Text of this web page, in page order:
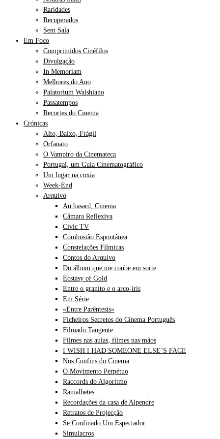
Raridades
Recuperados
Sem Sala
Em Foco
Comprimidos Cinéfilos
Divulgação
In Memoriam
Melhores do Ano
Palatorium Walshiano
Passatempos
Recortes do Cinema
Crónicas
Alto, Baixo, Frágil
Orfanato
O Vampiro da Cinemateca
Portugal, um Guia Cinematográfico
Um lugar na coxia
Week-End
Arquivo
Au hasard, Cinema
Câmara Reflexiva
Civic TV
Combustão Espontânea
Constelações Fílmicas
Contos do Arquivo
Do álbum que me coube em sorte
Ecstasy of Gold
Entre o granito e o arco-íris
Em Série
«Entre Parêntesis»
Ficheiros Secretos do Cinema Português
Filmado Tangente
Filmes nas aulas, filmes nas mãos
I WISH I HAD SOMEONE ELSE’S FACE
Nos Confins do Cinema
O Movimento Perpétuo
Raccords do Algoritmo
Ramalhetes
Recordações da casa de Alpendre
Retratos de Projecção
Se Confinado Um Espectador
Simulacros